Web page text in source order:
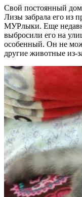
Свой постоянный
Лизы забрала его из
МУРлыки. Еще
выбросили его на
особенный. Он не
другие животные из-